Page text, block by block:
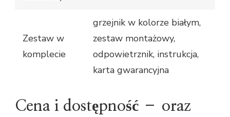
Zestaw w
komplecie
grzejnik w kolorze białym,
zestaw montażowy,
odpowietrznik, instrukcja,
karta gwarancyjna
Cena i dostępność – oraz